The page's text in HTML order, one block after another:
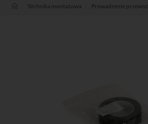
Technika montażowa Prowadzenie